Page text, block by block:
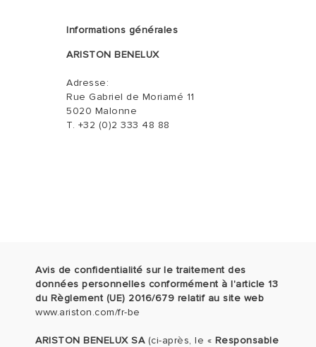
Informations générales
ARISTON BENELUX
Adresse:
Rue Gabriel de Moriamé 11
5020 Malonne
T. +32 (0)2 333 48 88
Avis de confidentialité sur le traitement des
données personnelles conformément à l'article 13
du Règlement (UE) 2016/679 relatif au site web
www.ariston.com/fr-be
ARISTON BENELUX SA(ci-après, le « Responsable